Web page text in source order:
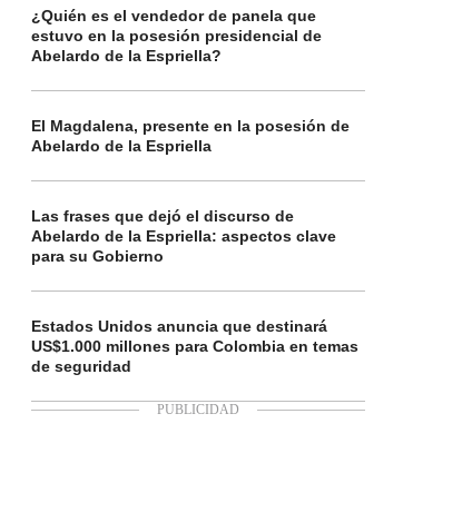
¿Quién es el vendedor de panela que
estuvo en la posesión presidencial de
Abelardo de la Espriella?
El Magdalena, presente en la posesión de
Abelardo de la Espriella
Las frases que dejó el discurso de
Abelardo de la Espriella: aspectos clave
para su Gobierno
Estados Unidos anuncia que destinará
US$1.000 millones para Colombia en temas
de seguridad